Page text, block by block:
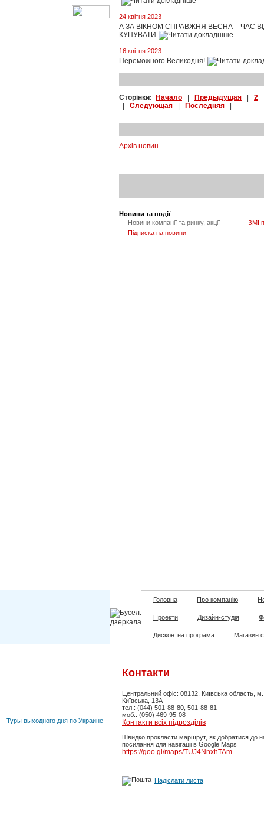
24 квітня 2023
А ЗА ВІКНОМ СПРАВЖНЯ ВЕСНА – ЧАС
КУПУВАТИ
16 квітня 2023
Переможного Великодня!
Сторінки: Начало Предыдущая 2
Следующая Последняя
Архів новин
Новини та події
Новини компанії та ринку, акції
ЗМІ
Підписка на новини
Головна Про компанію
Проекти Дизайн-студія
Дисконтна програма Магазин
Туры выходного дня по Украине
Контакти
Центральний офіс: 08132, Київська область,
Київська, 13А
тел.: (044) 501-88-80, 501-88-81
моб.: (050) 469-95-08
Контакти всіх підрозділів
Швидко прокласти маршрут, як добратися до
посилання для навігаціі в Google Maps
https://goo.gl/maps/TUJ4NnxhTAm
Надіслати листа